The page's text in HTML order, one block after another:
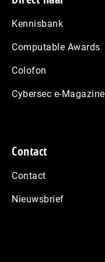
Kennisbank
Computable Awards
Colofon
Cybersec e-Magazine
Contact
Contact
Nieuwsbrief